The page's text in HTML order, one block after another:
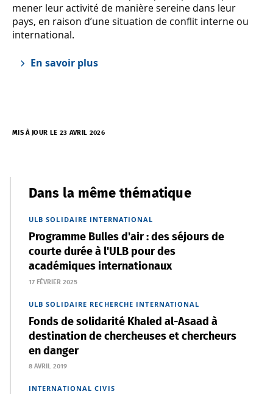
mener leur activité de manière sereine dans leur
pays, en raison d’une situation de conflit interne ou
international.
En savoir plus
MIS À JOUR LE 23 AVRIL 2026
Dans la même thématique
ULB SOLIDAIRE INTERNATIONAL
Programme Bulles d'air : des séjours de
courte durée à l'ULB pour des
académiques internationaux
17 FÉVRIER 2025
ULB SOLIDAIRE RECHERCHE INTERNATIONAL
Fonds de solidarité Khaled al-Asaad à
destination de chercheuses et chercheurs
en danger
8 AVRIL 2019
INTERNATIONAL CIVIS